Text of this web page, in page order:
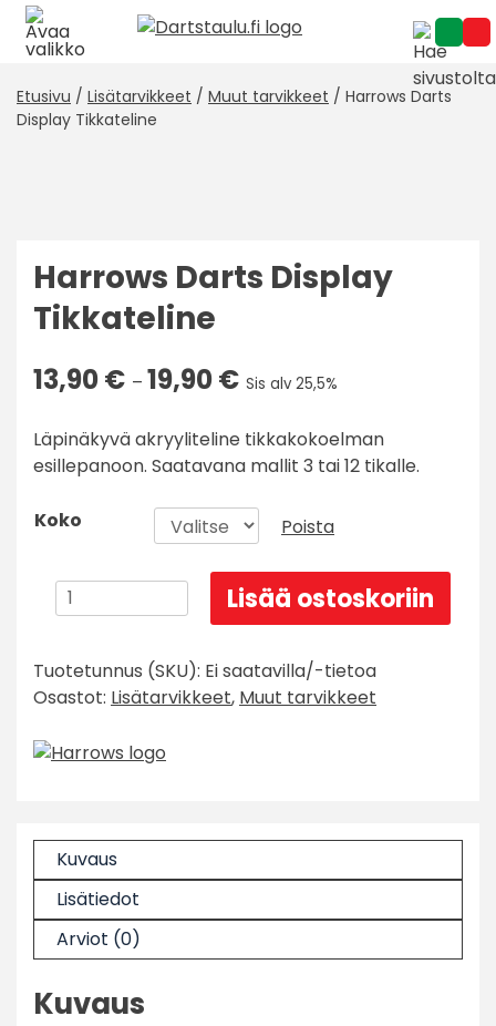
Skip
Etusivu / Lisätarvikkeet / Muut tarvikkeet / Harrows Darts
Display Tikkateline
Harrows Darts Display
Tikkateline
13,90€ – 19,90€ Hintaluokka:
19,90 €
Sis alv 25,5%
Läpinäkyvä akryyliteline tikkakokoelman
esillepanoon. Saatavana mallit 3 tai 12 tikalle.
Koko Poista
Harrows
Darts
Tikkateline
määrä
Lisää ostoskoriin
Tuotetunnus (SKU): Ei saatavilla/-tietoa
Osastot: Lisätarvikkeet, Muut tarvikkeet
Kuvaus
Lisätiedot
Arviot (0)
Kuvaus